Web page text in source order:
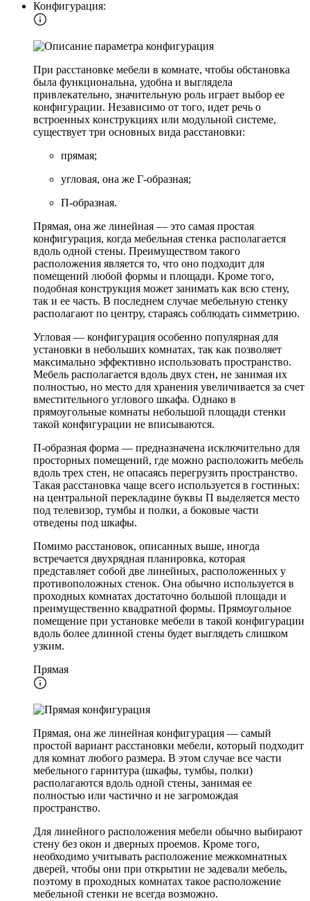
Конфигурация:
При расстановке мебели в комнате, чтобы обстановка
была функциональна, удобна и выглядела
привлекательно, значительную роль играет выбор ее
конфигурации. Независимо от того, идет речь о
встроенных конструкциях или модульной системе,
существует три основных вида расстановки:
прямая;
угловая, она же Г-образная;
П-образная.
Прямая, она же линейная — это самая простая
конфигурация, когда мебельная стенка располагается
вдоль одной стены. Преимуществом такого
расположения является то, что оно подходит для
помещений любой формы и площади. Кроме того,
подобная конструкция может занимать как всю стену,
так и ее часть. В последнем случае мебельную стенку
располагают по центру, стараясь соблюдать симметрию.
Угловая — конфигурация особенно популярная для
установки в небольших комнатах, так как позволяет
максимально эффективно использовать пространство.
Мебель располагается вдоль двух стен, не занимая их
полностью, но место для хранения увеличивается за счет
вместительного углового шкафа. Однако в
прямоугольные комнаты небольшой площади стенки
такой конфигурации не вписываются.
П-образная форма — предназначена исключительно для
просторных помещений, где можно расположить мебель
вдоль трех стен, не опасаясь перегрузить пространство.
Такая расстановка чаще всего используется в гостиных:
на центральной перекладине буквы П выделяется место
под телевизор, тумбы и полки, а боковые части
отведены под шкафы.
Помимо расстановок, описанных выше, иногда
встречается двухрядная планировка, которая
представляет собой две линейных, расположенных у
противоположных стенок. Она обычно используется в
проходных комнатах достаточно большой площади и
преимущественно квадратной формы. Прямоугольное
помещение при установке мебели в такой конфигурации
вдоль более длинной стены будет выглядеть слишком
узким.
Прямая
Прямая, она же линейная конфигурация — самый
простой вариант расстановки мебели, который подходит
для комнат любого размера. В этом случае все части
мебельного гарнитура (шкафы, тумбы, полки)
располагаются вдоль одной стены, занимая ее
полностью или частично и не загромождая
пространство.
Для линейного расположения мебели обычно выбирают
стену без окон и дверных проемов. Кроме того,
необходимо учитывать расположение межкомнатных
дверей, чтобы они при открытии не задевали мебель,
поэтому в проходных комнатах такое расположение
мебельной стенки не всегда возможно.